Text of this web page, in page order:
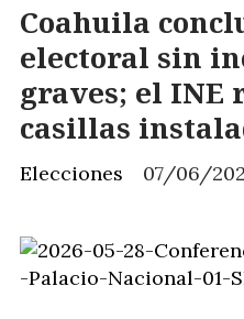
Coahuila
electoral sin
graves; el INE
casillas
Elecciones 07/06/